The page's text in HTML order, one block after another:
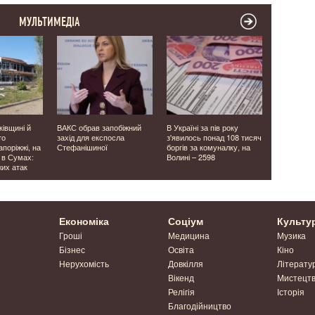
МУЛЬТИМЕДІА
й
на
в Сумах:
атак
ВАКС обрав запобіжний
захід для експосла
Стефанішиної
В Україні за пів року
з'явилось понад 108 тисяч
боргів за комуналку, на
Волині – 2598
Економіка
Гроші
Бізнес
Нерухомість
Соціум
Медицина
Освіта
Довкілля
Вікенд
Релігія
Благодійництво
Музика
Кіно
Історія